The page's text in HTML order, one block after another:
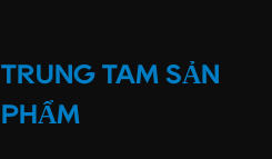
TRUNG TÂM SẢN
PHẨM